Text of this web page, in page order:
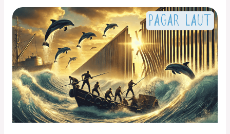
Ngelaras
Wates
melalui
Pagar
Laut:
Menjaga
atau
Merampas?